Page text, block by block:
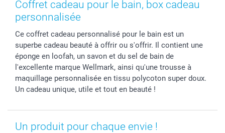
Stickers & Etiquettes
Dénicheur d'idées cadeau
Fête des Pères
Baptême
Toussaint
Rentrée des classes
Saint-Valentin
Vacances
Plaintes
Gestion des cookies
Tarifs
Partenariats & Influence
Investisseurs
smartbonus
Livraison
Modes de paiement
Grandes quantités
Statut de ma commande
Coffret cadeau pour le bain, box cadeau
personnalisée
Ce coffret cadeau personnalisé pour le bain est un
superbe cadeau beauté à offrir ou s'offrir. Il contient une
éponge en loofah, un savon et du sel de bain de
l'excellente marque Wellmark, ainsi qu'une trousse à
maquillage personnalisée en tissu polycoton super doux.
Un cadeau unique, utile et tout en beauté !
Un produit pour chaque envie !